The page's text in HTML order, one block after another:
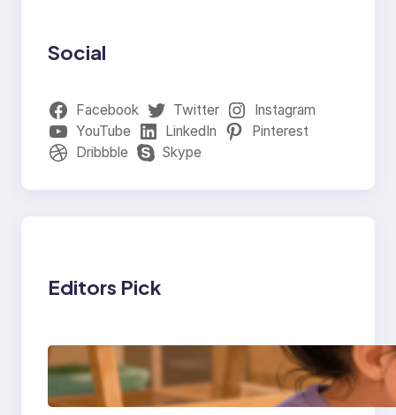
Social
Facebook Twitter
Instagram
YouTube
LinkedIn
Pinterest
Dribbble
Skype
Editors Pick
การสอนเขียนโปรแกรม
(Coding) สำหรับเด็กเล็ก